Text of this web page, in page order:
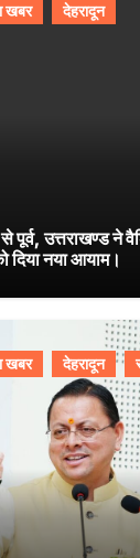
खबर देहरादून
पूर्व, उत्तराखण्ड ने
नया आयाम।
खबर देहरादून